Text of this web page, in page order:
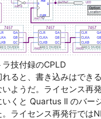
技付録のCPLD
ると、書き込みはでき
ようだ。ライセンス再
いくと Quartus II のバー
。ライセンス再発行では